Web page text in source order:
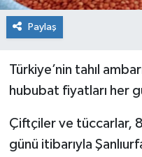
Paylaş
Türkiye’nin tahıl
hububat fiyatları her
Çiftçiler ve tüccarlar,
günü itibarıyla